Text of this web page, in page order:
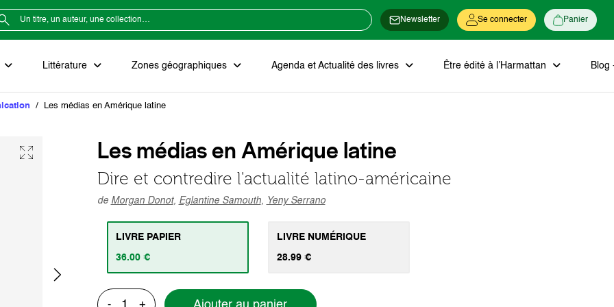
Newsletter Se connecter Panier
Littérature Zones géographiques Agenda et Actualité des livres Être édité à l’Harmattan Blog
Les médias en Amérique latine
Les médias en Amérique latine
Dire et contredire l'actualité latino-américaine
de Morgan Donot, Eglantine Samouth, Yeny Serrano
LIVRE PAPIER
36.00 €
LIVRE NUMÉRIQUE
28.99 €
- +